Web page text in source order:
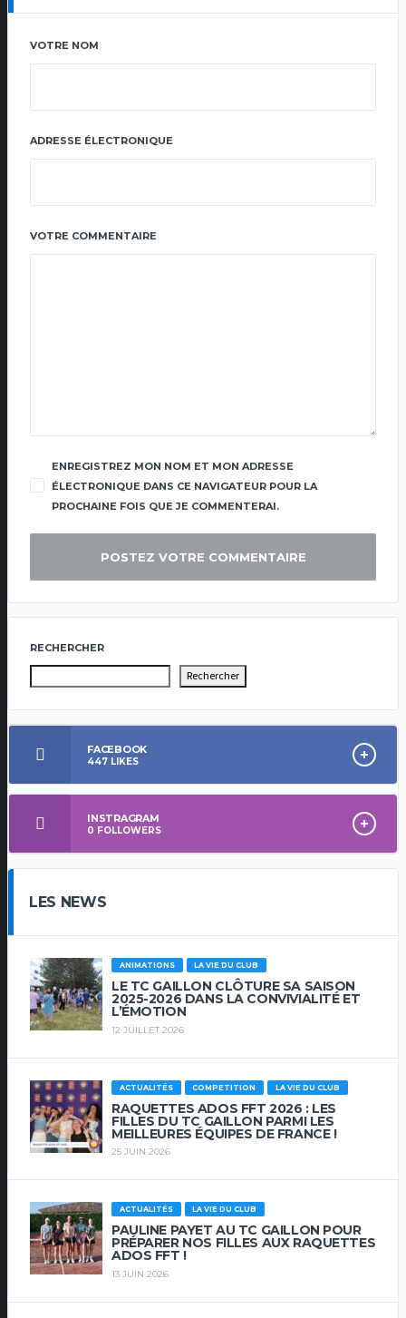
VOTRE NOM
ADRESSE ÉLECTRONIQUE
VOTRE COMMENTAIRE
ENREGISTREZ MON NOM ET MON ADRESSE
ÉLECTRONIQUE DANS CE NAVIGATEUR POUR LA
PROCHAINE FOIS QUE JE COMMENTERAI.
RECHERCHER
Rechercher
FACEBOOK
447 LIKES
INSTRAGRAM
0 FOLLOWERS
LES NEWS
ANIMATIONS LA VIE DU CLUB
LE TC GAILLON CLÔTURE SA SAISON
2025-2026 DANS LA CONVIVIALITÉ ET
L’ÉMOTION
12 JUILLET 2026
ACTUALITÉS COMPETITION LA VIE DU CLUB
RAQUETTES ADOS FFT 2026 : LES
FILLES DU TC GAILLON PARMI LES
MEILLEURES ÉQUIPES DE FRANCE !
25 JUIN 2026
ACTUALITÉS LA VIE DU CLUB
PAULINE PAYET AU TC GAILLON POUR
PRÉPARER NOS FILLES AUX RAQUETTES
ADOS FFT !
13 JUIN 2026